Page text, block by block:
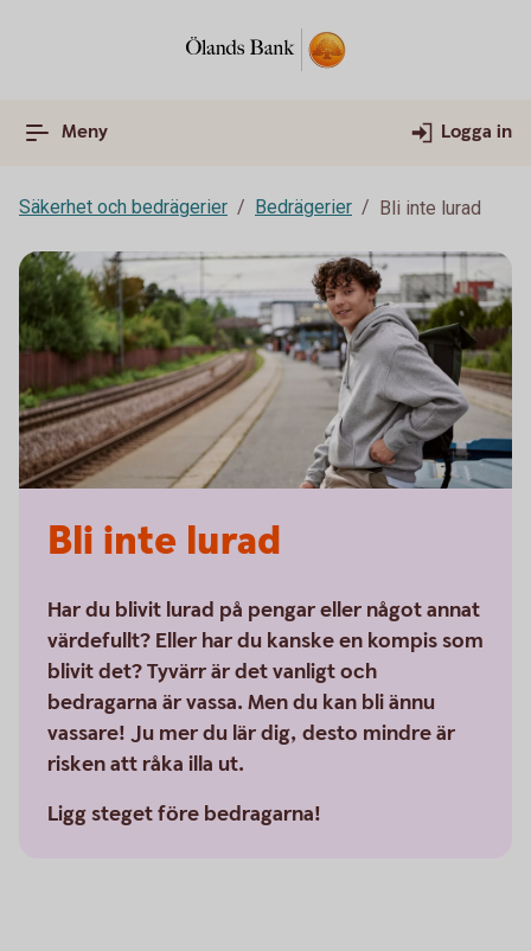
Meny Logga in
Säkerhet och bedrägerier Bedrägerier Bli inte lurad
Bli inte lurad
Har du blivit lurad på pengar eller något annat
värdefullt? Eller har du kanske en kompis som
blivit det? Tyvärr är det vanligt och
bedragarna är vassa. Men du kan bli ännu
vassare! Ju mer du lär dig, desto mindre är
risken att råka illa ut.
Ligg steget före bedragarna!